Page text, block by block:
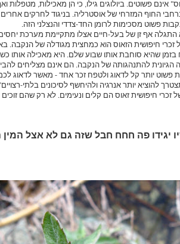
אינם פשוטים. ביולוגים גילו, כי הן מאכילות,
ברחבי החוף המזרחי של אוסטרליה. בניגוד לחרקים
פשוט מסכימות לרומן החד-צדדי והנצלני הזה.
לא התגלה אף זן של בעל-חיים אצלו מתקיימת מערכת יחסים
חיפושית הזאוס הוא כמחצית מגודלה של הנקבה.
בזמן שהיא סוחבת אותו שבוע שלם. היא מאכילה אותו
להתנהגותה של הנקבה. הם אינם מצליחים
פשוט יותר קל לדאוג ולטפח זכר אחד - מאשר לדאוג
להוציא יותר אנרגיה ולהיחשף לסיכונים בלתי-
חיפושית זאוס הם קלים ונעימים. לא רק שהם
יגידו פה חחח חבל שזה גם לא אצל המין